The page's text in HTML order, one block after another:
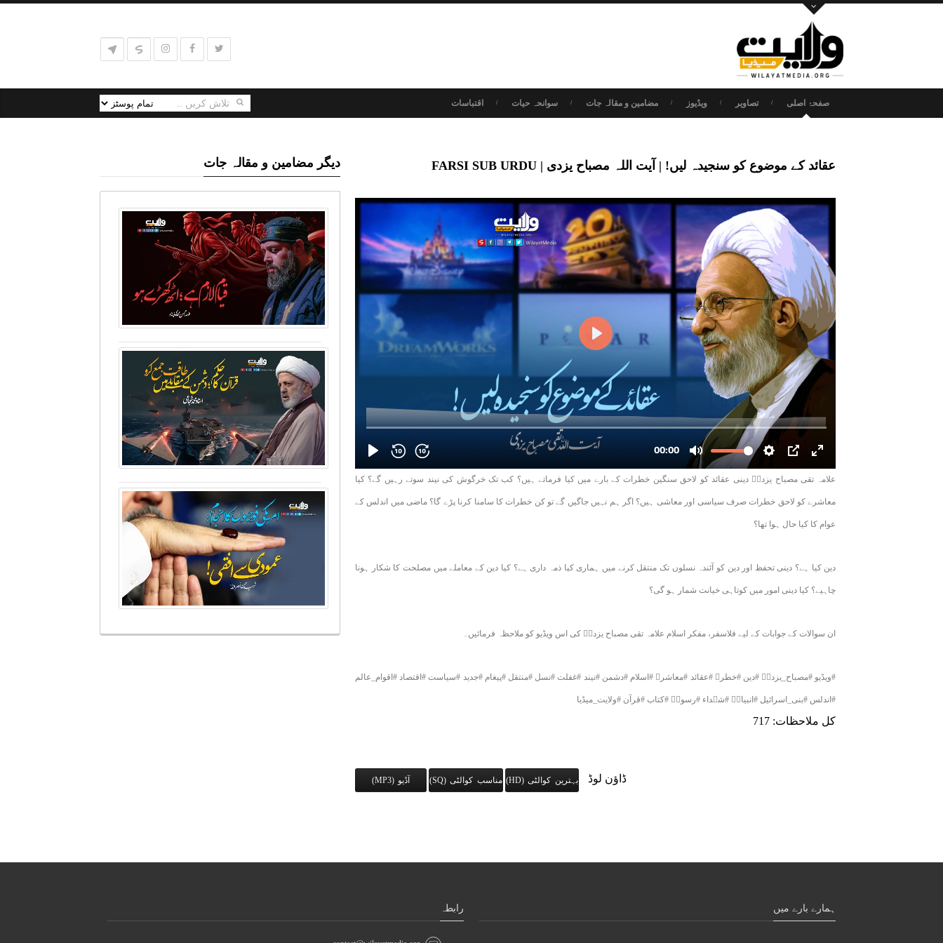
صفحۂ اصلی تصاویر ویڈیوز مضامین و مقالہ جات سوانحہ حیات اقتباسات
عقائد کے موضوع کو سنجیدہ لیں! | آیت اللہ مصباح یزدی | FARSI SUB URDU
علامہ تقی مصباح یزدیؒ دینی عقائد کو لاحق سنگین خطرات کے بارے میں کیا فرماتے ہیں؟ کب تک خرگوش کی نیند سوتے رہیں گے؟ کیا
معاشرے کو لاحق خطرات صرف سیاسی اور معاشی ہیں؟ اگر ہم نہیں جاگیں گے تو کن خطرات کا سامنا کرنا پڑے گا؟ ماضی میں اندلس کے
عوام کا کیا حال ہوا تھا؟
دین کیا ہے؟ دینی تحفظ اور دین کو آئندہ نسلوں تک منتقل کرنے میں ہماری کیا ذمہ داری ہے؟ کیا دین کے معاملے میں مصلحت کا شکار ہونا
چاہیے؟ کیا دینی امور میں کوتاہی خیانت شمار ہو گی؟
ان سوالات کے جوابات کے لیے فلاسفر، مفکر اسلام علامہ تقی مصباح یزدیؒ کی اس ویڈیو کو ملاحظہ فرمائیں۔
#ویڈیو #مصباح_یزدیؒ #دین #خطرہ #عقائد #معاشرہ #اسلام #دشمن #نیند #غفلت #نسل #منتقل #پیغام #جدید #سیاست #اقتصاد #اقوام_عالم
#اندلس #بنی_اسرائیل #انبیاءؑ #شہداء #رسولؐ #کتاب #قرآن #ولایت_میڈیا
کل ملاحظات: 717
ڈاؤن لوڈ بہترین کوالٹی (HD) مناسب کوالٹی (SQ) آڈیو (MP3)
دیگر مضامین و مقالہ جات
ہمارے بارے میں رابطہ